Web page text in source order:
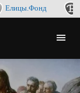
Елицы.Фонд